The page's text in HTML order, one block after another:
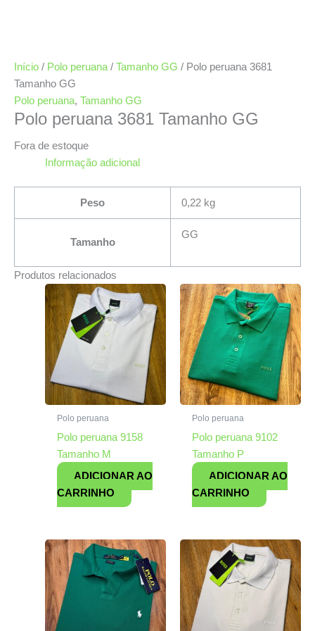
Início / Polo peruana / Tamanho GG / Polo peruana 3681
Tamanho GG
Polo peruana, Tamanho GG
Polo peruana 3681 Tamanho GG
Fora de estoque
Informação adicional
Peso 0,22 kg
Tamanho
GG
Produtos relacionados
Polo peruana
Polo peruana 9158
Tamanho M
ADICIONAR AO
CARRINHO
Polo peruana
Polo peruana 9102
Tamanho P
ADICIONAR AO
CARRINHO